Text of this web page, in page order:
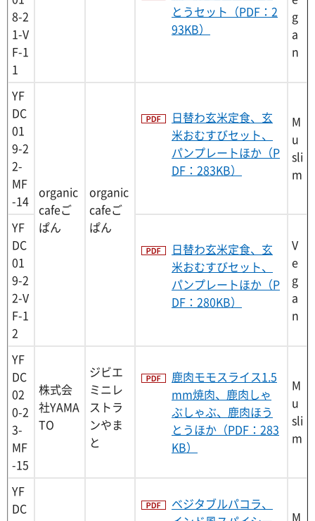
8-2
1-V
F-1
1
とうセット（PDF：2
93KB）
g
a
n
YF
DC
01
9-2
2-
MF
-14
organic
cafeご
ぱん
organic
cafeご
ぱん
日替わ玄米定食、玄
米おむすびセット、
パンプレートほか（P
DF：283KB）
M
u
sli
m
YF
DC
01
9-2
2-V
F-1
2
日替わ玄米定食、玄
米おむすびセット、
パンプレートほか（P
DF：280KB）
V
e
g
a
n
YF
DC
02
0-2
3-
MF
-15
株式会
社YAMA
TO
ジビエ
ミニレ
ストラ
ンやま
と
鹿肉モモスライス1.5
mm焼肉、鹿肉しゃ
ぶしゃぶ、鹿肉ほう
とうほか（PDF：283
KB）
M
u
sli
m
YF
DC
ベジタブルパコラ、
M